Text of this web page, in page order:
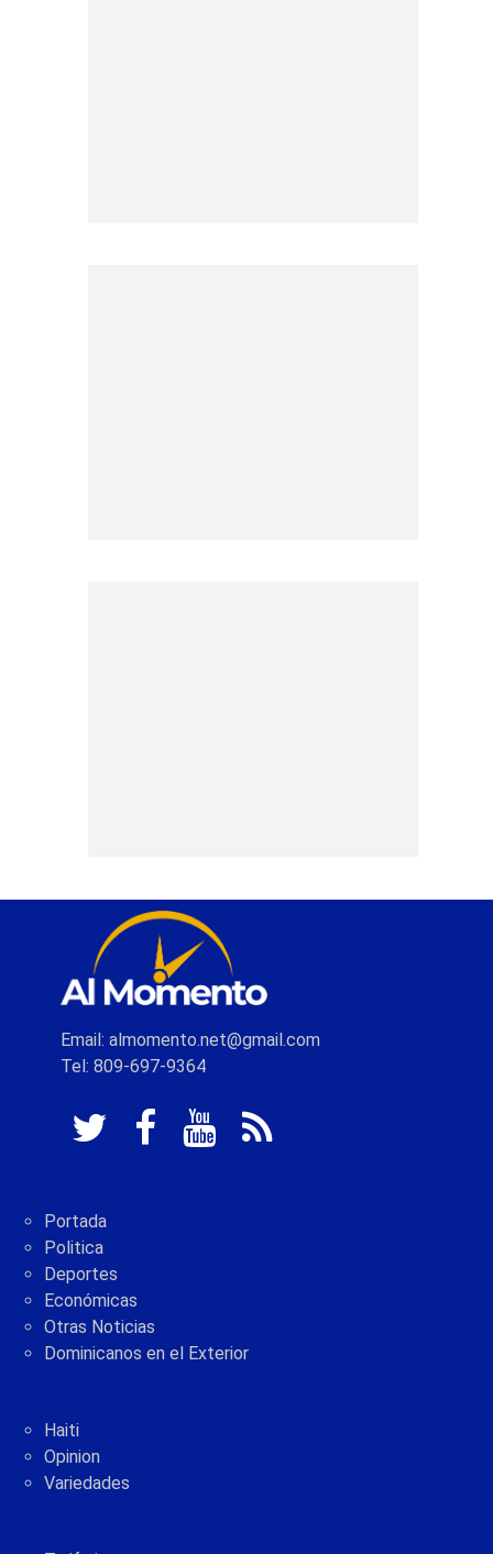
Email: almomento.net@gmail.com
Tel: 809-697-9364
Portada
Politica
Deportes
Económicas
Otras Noticias
Dominicanos en el Exterior
Haiti
Opinion
Variedades